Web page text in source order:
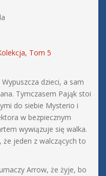
Tom 5
dzieci, a sam
Tymczasem Pająk stoi
do siebie Mysterio i
w bezpiecznym
wywiązuje się walka.
że jeden z walczących to
Arrow, że żyje, bo